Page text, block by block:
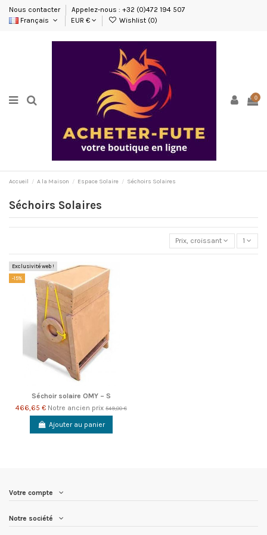
Nous contacter
Appelez-nous : +32 (0)472 194 507
Français
EUR € Wishlist (0)
0
Accueil A la Maison Espace Solaire Séchoirs Solaires
Séchoirs Solaires
Prix, croissant 1
Exclusivité web !
-15%
Séchoir solaire OMY – S
466,65 € Notre ancien prix 549,00 €
Ajouter au panier
Votre compte
Notre société